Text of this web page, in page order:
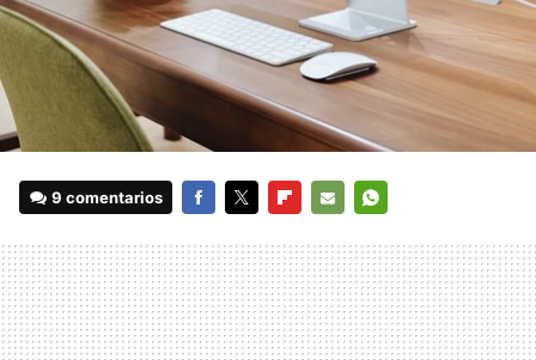
9 comentarios
MAIL